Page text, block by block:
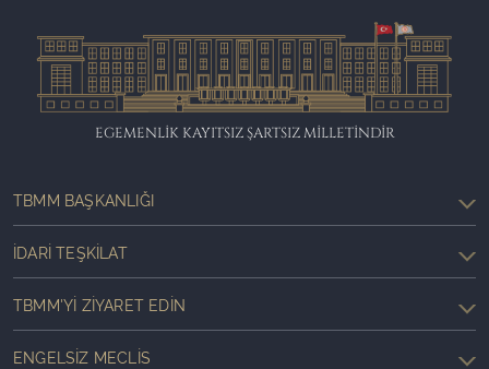
EGEMENLİK KAYITSIZ ŞARTSIZ MİLLETİNDİR
TBMM BAŞKANLIĞI
İDARI TEŞKILAT
TBMM'YI ZIYARET EDIN
ENGELSIZ MECLIS